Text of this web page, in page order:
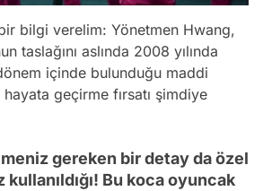
bilgi verelim: Yönetmen Hwang,
taslağını aslında 2008 yılında
içinde bulunduğu maddi
hayata geçirme fırsatı şimdiye
gereken bir detay da özel
Bu koca oyuncak